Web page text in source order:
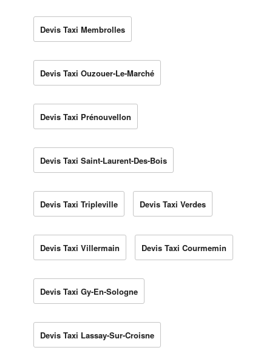
Devis Taxi Membrolles
Devis Taxi Ouzouer-Le-Marché
Devis Taxi Prénouvellon
Devis Taxi Saint-Laurent-Des-Bois
Devis Taxi Tripleville Devis Taxi Verdes
Devis Taxi Villermain Devis Taxi Courmemin
Devis Taxi Gy-En-Sologne
Devis Taxi Lassay-Sur-Croisne